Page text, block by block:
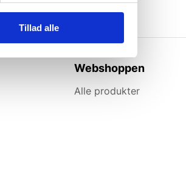
Tillad alle
Webshoppen
Alle produkter